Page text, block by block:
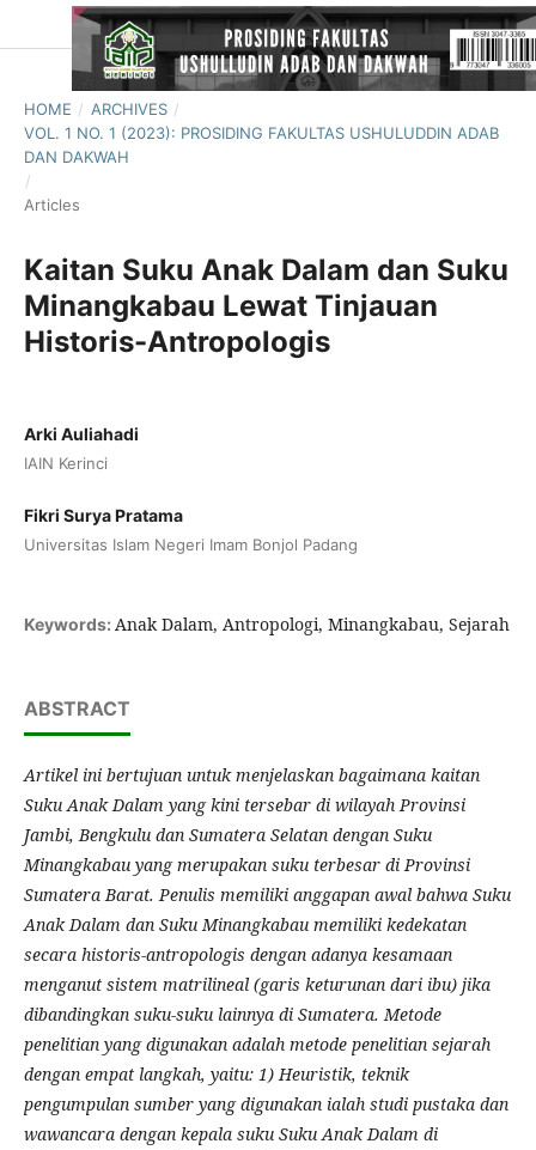
HOME / ARCHIVES /
VOL. 1 NO. 1 (2023): PROSIDING FAKULTAS USHULUDDIN ADAB
DAN DAKWAH
/
Articles
Kaitan Suku Anak Dalam dan Suku
Minangkabau Lewat Tinjauan
Historis-Antropologis
Arki Auliahadi
IAIN Kerinci
Fikri Surya Pratama
Universitas Islam Negeri Imam Bonjol Padang
Keywords: Anak Dalam, Antropologi, Minangkabau, Sejarah
ABSTRACT
Artikel ini bertujuan untuk menjelaskan bagaimana kaitan
Suku Anak Dalam yang kini tersebar di wilayah Provinsi
Jambi, Bengkulu dan Sumatera Selatan dengan Suku
Minangkabau yang merupakan suku terbesar di Provinsi
Sumatera Barat. Penulis memiliki anggapan awal bahwa Suku
Anak Dalam dan Suku Minangkabau memiliki kedekatan
secara historis-antropologis dengan adanya kesamaan
menganut sistem matrilineal (garis keturunan dari ibu) jika
dibandingkan suku-suku lainnya di Sumatera. Metode
penelitian yang digunakan adalah metode penelitian sejarah
dengan empat langkah, yaitu: 1) Heuristik, teknik
pengumpulan sumber yang digunakan ialah studi pustaka dan
wawancara dengan kepala suku Suku Anak Dalam di